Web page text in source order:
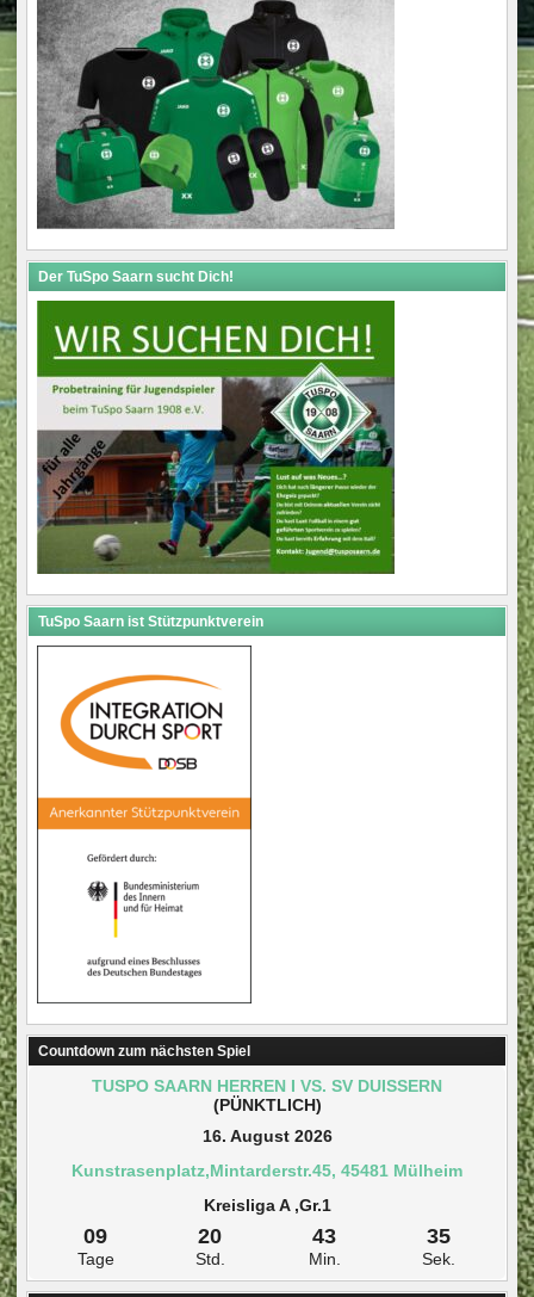
Der TuSpo Saarn sucht Dich!
TuSpo Saarn ist Stützpunktverein
Countdown zum nächsten Spiel
TUSPO SAARN HERREN I VS. SV DUISSERN
(PÜNKTLICH)
16. August 2026
Kunstrasenplatz,Mintarderstr.45, 45481 Mülheim
Kreisliga A ,Gr.1
09
Tage
20
Std.
43
Min.
34
Sek.